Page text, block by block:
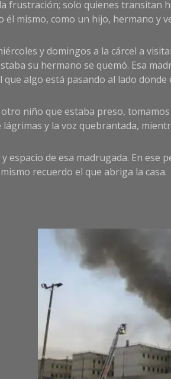
frustración; solo quienes transitan
mismo, como un hijo, hermano y
y domingos a la cárcel a
su hermano se quemó. Esa
que algo está pasando al lado
niño que estaba preso,
y la voz quebrantada,
de esa madrugada. En
recuerdo el que abriga la casa.